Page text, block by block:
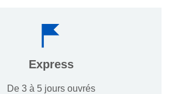
Express
De 3 à 5 jours ouvrés